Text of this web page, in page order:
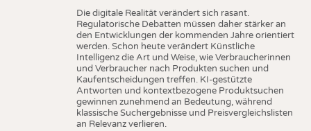
Die digitale Realität verändert sich rasant.
Regulatorische Debatten müssen daher stärker an
den Entwicklungen der kommenden Jahre orientiert
werden. Schon heute verändert Künstliche
Intelligenz die Art und Weise, wie Verbraucherinnen
und Verbraucher nach Produkten suchen und
Kaufentscheidungen treffen. KI-gestützte
Antworten und kontextbezogene Produktsuchen
gewinnen zunehmend an Bedeutung, während
klassische Suchergebnisse und Preisvergleichslisten
an Relevanz verlieren.